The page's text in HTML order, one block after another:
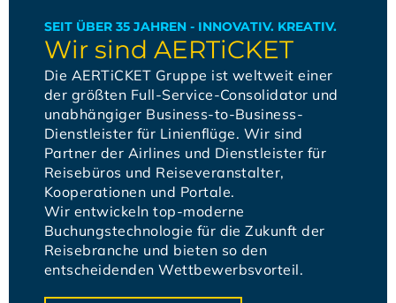
Wir sind AERTiCKET
SEIT ÜBER 35 JAHREN - INNOVATIV. KREATIV.
Die AERTiCKET Gruppe ist weltweit einer
der größten Full-Service-Consolidator und
unabhängiger Business-to-Business-
Dienstleister für Linienflüge. Wir sind
Partner der Airlines und Dienstleister für
Reisebüros und Reiseveranstalter,
Kooperationen und Portale.
Wir entwickeln top-moderne
Buchungstechnologie für die Zukunft der
Reisebranche und bieten so den
entscheidenden Wettbewerbsvorteil.